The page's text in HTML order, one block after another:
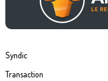
Syndic
Transaction